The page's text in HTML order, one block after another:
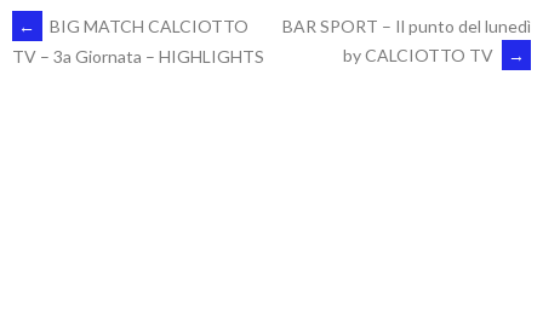
POST
←
BIG MATCH CALCIOTTO
TV – 3a Giornata – HIGHLIGHTS
BAR SPORT – Il punto del lunedì
by CALCIOTTO TV
→